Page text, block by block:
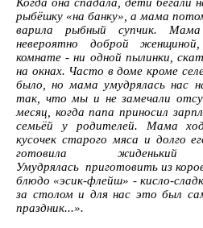
рыбёшку «на банку», а мама
варила рыбный супчик.
невероятно доброй
комнате - ни одной пылинки,
на окнах. Часто в доме кроме
было, но мама умудрялась нас
так, что мы и не замечали
месяц, когда папа приносил
семьёй у родителей. Мама
кусочек старого мяса и долго
готовила
Умудрялась приготовить из
блюдо «эсик-флейш» - кисло-
за столом и для нас это был
праздник...».